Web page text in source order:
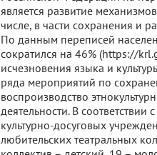
является развитие
числе, в части сохранения и
По данным переписей
сократился на 46% (https://
исчезновения языка и
ряда мероприятий по
воспроизводство
деятельности. В
культурно-досуговых
любительских театральных